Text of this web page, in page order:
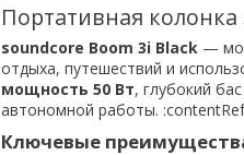
Портативная
soundcore Boom 3i Black —
отдыха, путешествий и
мощность 50 Вт, глубокий
автономной работы.
Ключевые